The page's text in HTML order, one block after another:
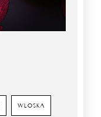
WLOSKA